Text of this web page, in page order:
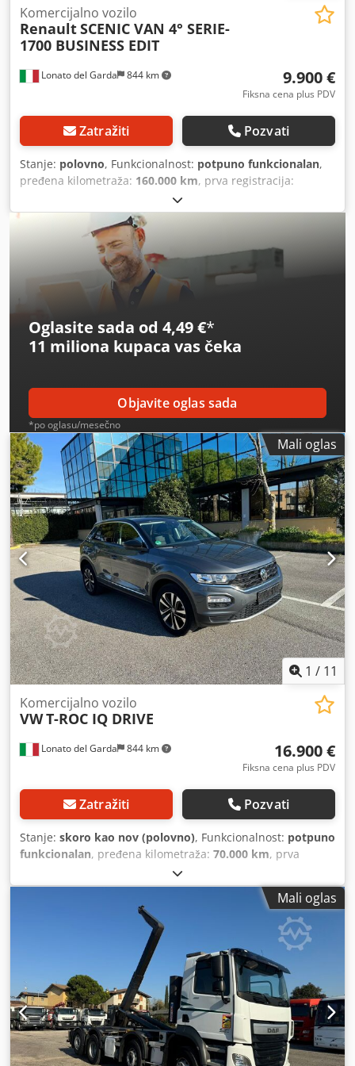
Lonato del Garda 844 km
Komercijalno vozilo
RenaultSCENIC VAN 4° SERIE-
1700 BUSINESS EDIT
9.900 €
Fiksna cena plus PDV
Zatražiti Pozvati
Stanje: polovno, Funkcionalnost: potpuno funkcionalan,
pređena kilometraža: 160.000 km, prva registracija:
dizel
Godina proizvodnje:2020, Polovno vozilo RENAULT SCENIC
VAN 4. SERIJA 1700-120 KS BUSINESS EDITION, registrovano
kao teretno vozilo, prva registracija oktobar 2020, 160.000
km, automatski menjač, navigacija, klima, ABS, puna
oprema, jedan vlasnik, odlično stanje. Dcjdpfx Aaov Tlfajtek
Oglasite sada od 4,49 €*
11 miliona kupaca vas čeka
Objavite oglas sada
*po oglasu/mesečno
Mali oglas
1 / 11
Lonato del Garda 844 km
Komercijalno vozilo
VWT-ROC IQ DRIVE
16.900 €
Fiksna cena plus PDV
Zatražiti Pozvati
Stanje: skoro kao nov (polovno), Funkcionalnost: potpuno
funkcionalan, pređena kilometraža: 70.000 km, prva
siva
dizel, emisioni razred:Euro 6, Godina proizvodnje:2019,
Volkswagen T-ROC IQ Drive Maj 2019. Siva metalik boja
Dizel Motor 1.6 TDI 85 kW (116 KS) 6-stepeni manuelni
menjač 5 sedišta Euro 6 ABS Adaptivni tempomat Uklonjiva
kuka za vuču Bluetooth CD plejer Radio Lane Assist
(asistent zadržavanja trake) Putni računar Navigacija
Zadnji parking senzori Pogon na prednje točkove
Multifunkcionalni volan u koži Električni podizači stakala
Električni retrovizori Dedpfxoymf Avo Aateck Klima uređaj
Airbagovi Servo upravljač Pomoć pri kočenju (Brake Assist)
Centralno zaključavanje Elektronska blokada diferencijala
Mali oglas